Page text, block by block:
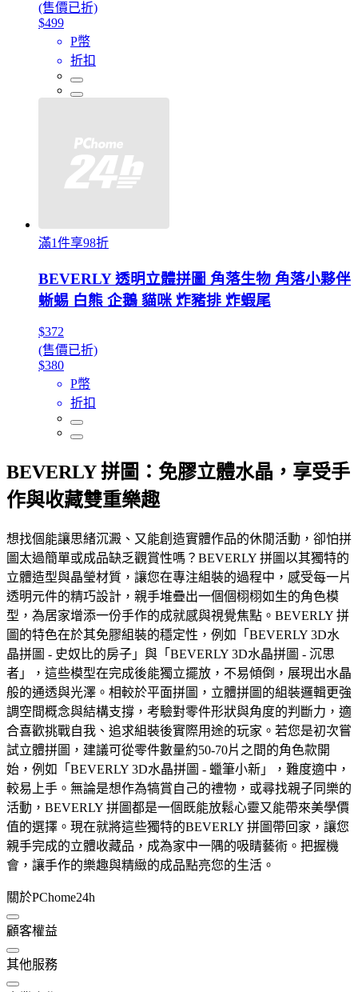
(售價已折)
$499
P幣
折扣
滿1件享98折
BEVERLY 透明立體拼圖 角落生物 角落小夥伴
蜥蜴 白熊 企鵝 貓咪 炸豬排 炸蝦尾
$372
(售價已折)
$380
P幣
折扣
BEVERLY 拼圖：免膠立體水晶，享受手
作與收藏雙重樂趣
想找個能讓思緒沉澱、又能創造實體作品的休閒活動，卻怕拼
圖太過簡單或成品缺乏觀賞性嗎？BEVERLY 拼圖以其獨特的
立體造型與晶瑩材質，讓您在專注組裝的過程中，感受每一片
透明元件的精巧設計，親手堆疊出一個個栩栩如生的角色模
型，為居家增添一份手作的成就感與視覺焦點。BEVERLY 拼
圖的特色在於其免膠組裝的穩定性，例如「BEVERLY 3D水
晶拼圖 - 史奴比的房子」與「BEVERLY 3D水晶拼圖 - 沉思
者」，這些模型在完成後能獨立擺放，不易傾倒，展現出水晶
般的通透與光澤。相較於平面拼圖，立體拼圖的組裝邏輯更強
調空間概念與結構支撐，考驗對零件形狀與角度的判斷力，適
合喜歡挑戰自我、追求組裝後實際用途的玩家。若您是初次嘗
試立體拼圖，建議可從零件數量約50-70片之間的角色款開
始，例如「BEVERLY 3D水晶拼圖 - 蠟筆小新」，難度適中，
較易上手。無論是想作為犒賞自己的禮物，或尋找親子同樂的
活動，BEVERLY 拼圖都是一個既能放鬆心靈又能帶來美學價
值的選擇。現在就將這些獨特的BEVERLY 拼圖帶回家，讓您
親手完成的立體收藏品，成為家中一隅的吸睛藝術。把握機
會，讓手作的樂趣與精緻的成品點亮您的生活。
關於PChome24h
顧客權益
其他服務